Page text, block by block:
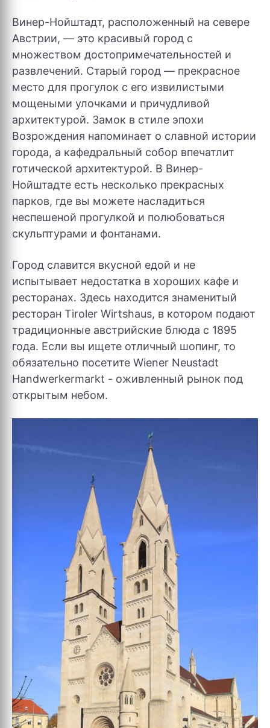
Винер-Нойштадт, расположенный на севере
Австрии, — это красивый город с
множеством достопримечательностей и
развлечений. Старый город — прекрасное
место для прогулок с его извилистыми
мощеными улочками и причудливой
архитектурой. Замок в стиле эпохи
Возрождения напоминает о славной истории
города, а кафедральный собор впечатлит
готической архитектурой. В Винер-
Нойштадте есть несколько прекрасных
парков, где вы можете насладиться
неспешеной прогулкой и полюбоваться
скульптурами и фонтанами.
Город славится вкусной едой и не
испытывает недостатка в хороших кафе и
ресторанах. Здесь находится знаменитый
ресторан Tiroler Wirtshaus, в котором подают
традиционные австрийские блюда с 1895
года. Если вы ищете отличный шопинг, то
обязательно посетите Wiener Neustadt
Handwerkermarkt - оживленный рынок под
открытым небом.